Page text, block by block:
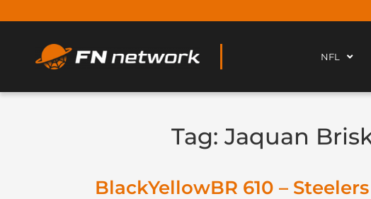
NFL
Tag: Jaquan
BlackYellowBR 610 –